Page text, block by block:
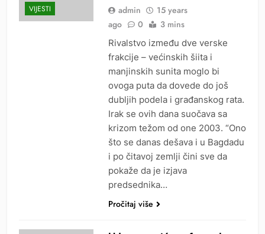
VIJESTI admin
15 years
ago
0 3 mins
Rivalstvo između dve verske
frakcije – većinskih šiita i
manjinskih sunita moglo bi
ovoga puta da dovede do još
dubljih podela i građanskog rata.
Irak se ovih dana suočava sa
krizom težom od one 2003. “Ono
što se danas dešava i u Bagdadu
i po čitavoj zemlji čini sve da
pokaže da je izjava
predsednika…
Pročitaj više